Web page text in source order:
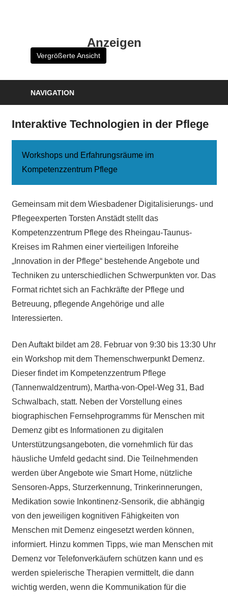
Anzeigen
Vergrößerte Ansicht
NAVIGATION
Interaktive Technologien in der Pflege
Workshops und Erfahrungsräume im
Kompetenzzentrum Pflege
Gemeinsam mit dem Wiesbadener Digitalisierungs- und
Pflegeexperten Torsten Anstädt stellt das
Kompetenzzentrum Pflege des Rheingau-Taunus-
Kreises im Rahmen einer vierteiligen Inforeihe
„Innovation in der Pflege“ bestehende Angebote und
Techniken zu unterschiedlichen Schwerpunkten vor. Das
Format richtet sich an Fachkräfte der Pflege und
Betreuung, pflegende Angehörige und alle
Interessierten.
Den Auftakt bildet am 28. Februar von 9:30 bis 13:30 Uhr
ein Workshop mit dem Themenschwerpunkt Demenz.
Dieser findet im Kompetenzzentrum Pflege
(Tannenwaldzentrum), Martha-von-Opel-Weg 31, Bad
Schwalbach, statt. Neben der Vorstellung eines
biographischen Fernsehprogramms für Menschen mit
Demenz gibt es Informationen zu digitalen
Unterstützungsangeboten, die vornehmlich für das
häusliche Umfeld gedacht sind. Die Teilnehmenden
werden über Angebote wie Smart Home, nützliche
Sensoren-Apps, Sturzerkennung, Trinkerinnerungen,
Medikation sowie Inkontinenz-Sensorik, die abhängig
von den jeweiligen kognitiven Fähigkeiten von
Menschen mit Demenz eingesetzt werden können,
informiert. Hinzu kommen Tipps, wie man Menschen mit
Demenz vor Telefonverkäufern schützen kann und es
werden spielerische Therapien vermittelt, die dann
wichtig werden, wenn die Kommunikation für die